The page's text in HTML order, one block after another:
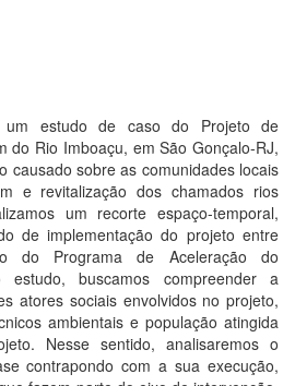
estudo de caso do Projeto de
do Rio Imboaçu, em São Gonçalo-RJ,
causado sobre as comunidades locais
e revitalização dos chamados rios
um recorte espaço-temporal,
de implementação do projeto entre
do Programa de Aceleração do
estudo, buscamos compreender a
atores sociais envolvidos no projeto,
ambientais e população atingida
Nesse sentido, analisaremos o
contrapondo com a sua execução,